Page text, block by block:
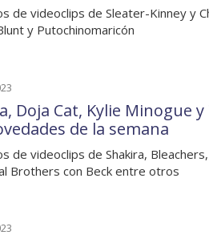
de videoclips de Sleater-Kinney y
y Putochinomaricón
Doja Cat, Kylie Minogue
de la semana
de videoclips de Shakira,
Brothers con Beck entre otros